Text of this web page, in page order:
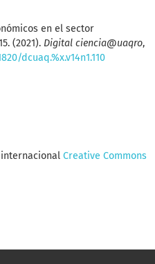
en el sector
(2021). Digital ciencia@uaqro,
dcuaq.%x.v14n1.110
Creative Commons